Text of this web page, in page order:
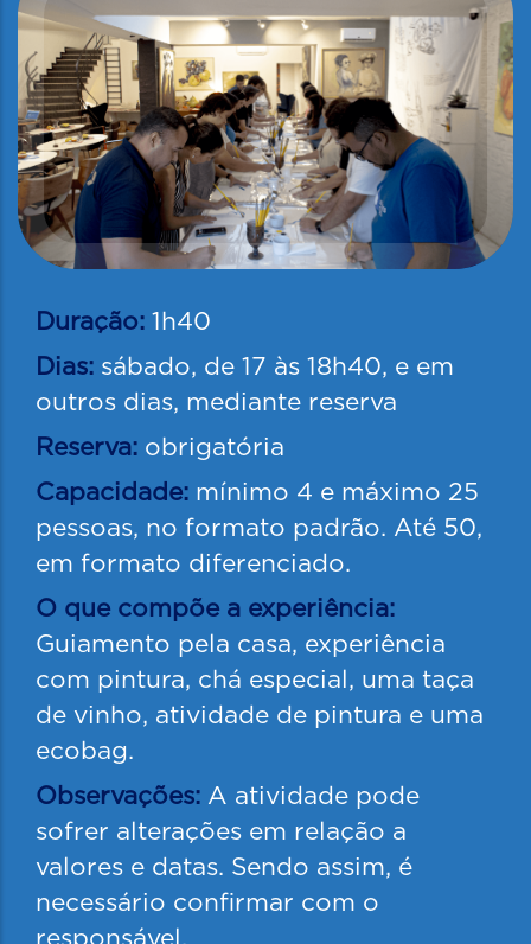
Duração: 1h40
Dias: sábado, de 17 às 18h40, e em
outros dias, mediante reserva
Reserva: obrigatória
Capacidade: mínimo 4 e máximo 25
pessoas, no formato padrão. Até 50,
em formato diferenciado.
O que compõe a experiência:
Guiamento pela casa, experiência
com pintura, chá especial, uma taça
de vinho, atividade de pintura e uma
ecobag.
Observações: A atividade pode
sofrer alterações em relação a
valores e datas. Sendo assim, é
necessário confirmar com o
responsável.